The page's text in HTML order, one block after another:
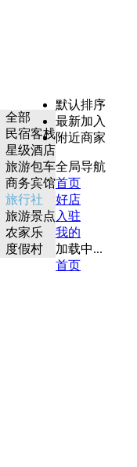
全部
民宿客栈
星级酒店
旅游包车
商务宾馆
旅行社
旅游景点
农家乐
度假村
默认排序
最新加入
附近商家
全局导航
首页
好店
入驻
我的
加载中...
首页